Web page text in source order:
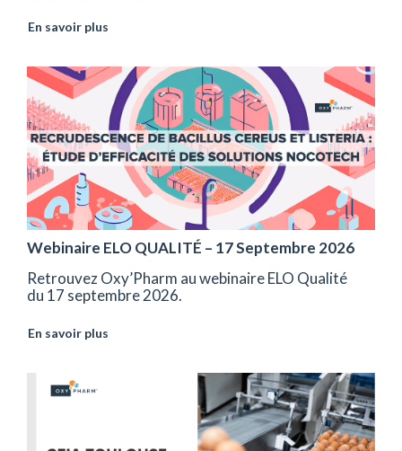
En savoir plus
Webinaire ELO QUALITÉ – 17 Septembre 2026
Retrouvez Oxy’Pharm au webinaire ELO Qualité
du 17 septembre 2026.
En savoir plus